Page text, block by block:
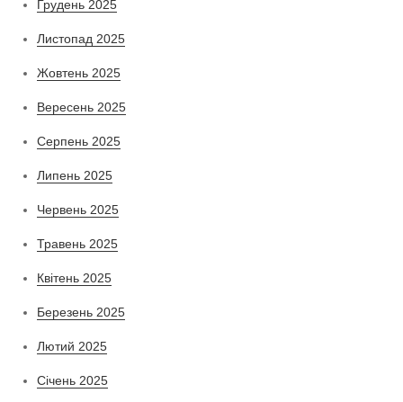
Грудень 2025
Листопад 2025
Жовтень 2025
Вересень 2025
Серпень 2025
Липень 2025
Червень 2025
Травень 2025
Квітень 2025
Березень 2025
Лютий 2025
Січень 2025